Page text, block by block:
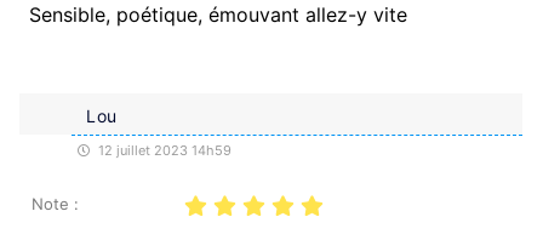
Sensible, poétique, émouvant allez-y vite
Lou
12 juillet 2023 14h59
Note :